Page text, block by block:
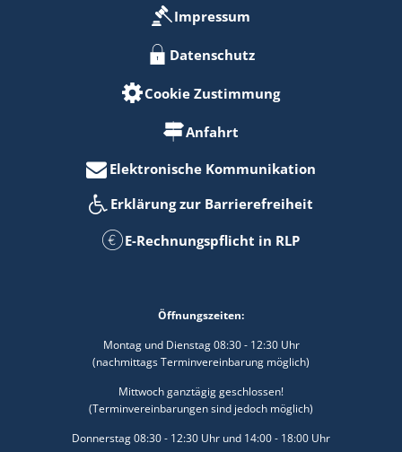
Impressum
Datenschutz
Cookie Zustimmung
Anfahrt
Elektronische Kommunikation
Erklärung zur Barrierefreiheit
E-Rechnungspflicht in RLP
Öffnungszeiten:
Montag und Dienstag 08:30 - 12:30 Uhr
(nachmittags Terminvereinbarung möglich)
Mittwoch ganztägig geschlossen!
(Terminvereinbarungen sind jedoch möglich)
Donnerstag 08:30 - 12:30 Uhr und 14:00 - 18:00 Uhr